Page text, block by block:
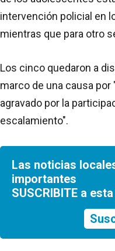
intervención policial en
mientras que para otro
Los cinco quedaron a
marco de una causa por
agravado por la
escalamiento".
Las noticias
importantes
SUSCRIBITE a